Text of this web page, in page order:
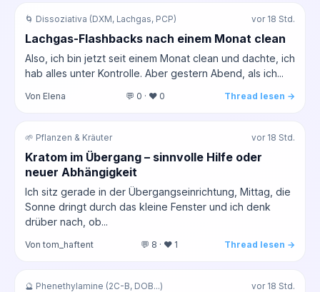
🌀 Dissoziativa (DXM, Lachgas, PCP) vor 18 Std.
Lachgas-Flashbacks nach einem Monat clean
Also, ich bin jetzt seit einem Monat clean und dachte, ich
hab alles unter Kontrolle. Aber gestern Abend, als ich...
Von Elena 💬 0 · ❤️ 0 Thread lesen →
🌱 Pflanzen & Kräuter vor 18 Std.
Kratom im Übergang – sinnvolle Hilfe oder
neuer Abhängigkeit
Ich sitz gerade in der Übergangseinrichtung, Mittag, die
Sonne dringt durch das kleine Fenster und ich denk
drüber nach, ob...
Von tom_haftent 💬 8 · ❤️ 1 Thread lesen →
🔮 Phenethylamine (2C-B, DOB...) vor 18 Std.